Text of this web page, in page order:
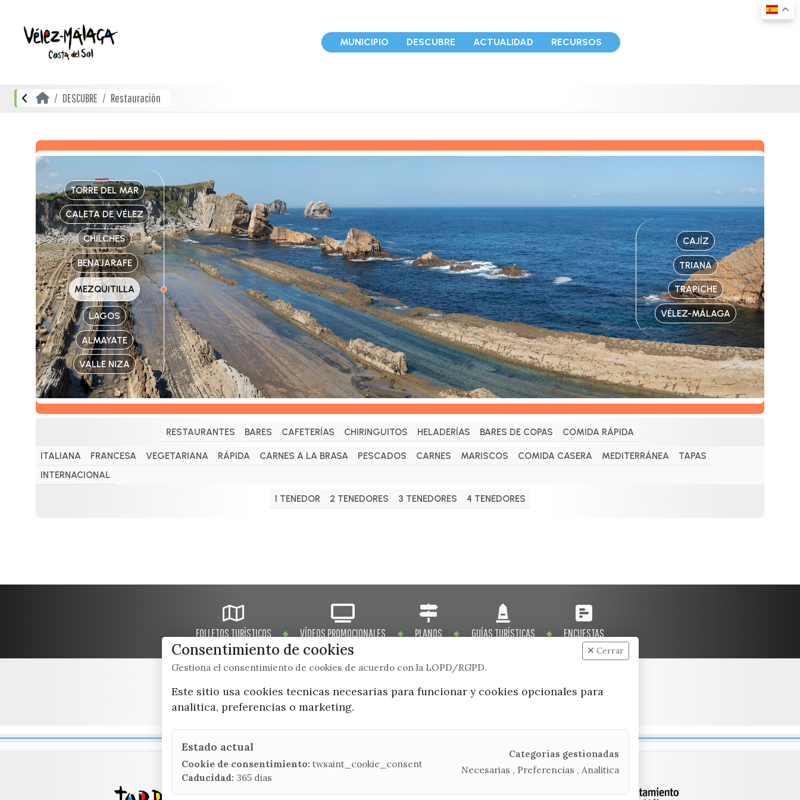
MUNICIPIO DESCUBRE ACTUALIDAD RECURSOS
DESCUBRE Restauración
TORRE DEL MAR
CALETA DE VÉLEZ
CHILCHES
BENAJARAFE
MEZQUITILLA
LAGOS
ALMAYATE
VALLE NIZA
CAJÍZ
TRIANA
TRAPICHE
VÉLEZ-MÁLAGA
RESTAURANTES BARES CAFETERÍAS CHIRINGUITOS HELADERÍAS BARES DE COPAS COMIDA RÁPIDA
ITALIANA FRANCESA VEGETARIANA RÁPIDA CARNES A LA BRASA PESCADOS CARNES MARISCOS COMIDA CASERA MEDITERRÁNEA
TAPAS
INTERNACIONAL
1 TENEDOR 2 TENEDORES 3 TENEDORES 4 TENEDORES
FOLLETOS TURÍSTICOS VÍDEOS PROMOCIONALES PLANOS GUÍAS TURÍSTICAS ENCUESTAS
x / twitter
Consentimiento de cookies
Gestiona el consentimiento de cookies de acuerdo con la LOPD/RGPD.
Cerrar
Este sitio usa cookies tecnicas necesarias para funcionar y cookies opcionales para
analitica, preferencias o marketing.
Estado actual
Cookie de consentimiento: twsaint_cookie_consent
Caducidad: 365 dias
Categorias gestionadas
Necesarias , Preferencias , Analitica